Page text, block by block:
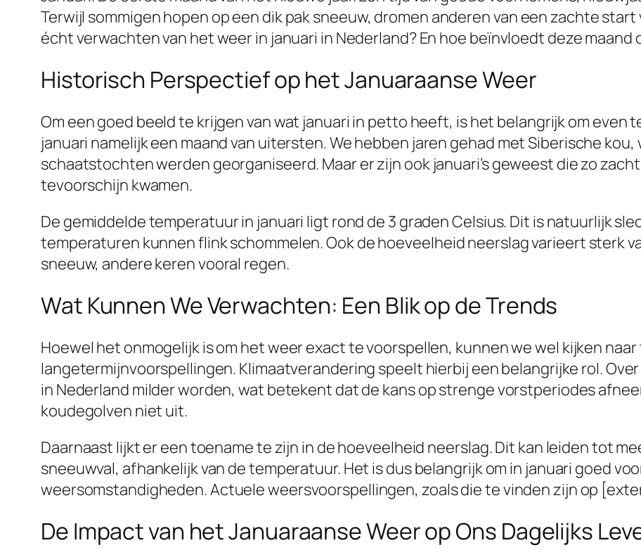
Terwijl sommigen hopen op een dik pak sneeuw, dromen anderen van een zachte start
écht verwachten van het weer in januari in Nederland? En hoe beïnvloedt deze maand
Historisch Perspectief op het Januaraanse Weer
Om een goed beeld te krijgen van wat januari in petto heeft, is het belangrijk om even
januari namelijk een maand van uitersten. We hebben jaren gehad met Siberische
schaatstochten werden georganiseerd. Maar er zijn ook januari’s geweest die zo
tevoorschijn kwamen.
De gemiddelde temperatuur in januari ligt rond de 3 graden Celsius. Dit is natuurlijk
temperaturen kunnen flink schommelen. Ook de hoeveelheid neerslag varieert sterk
sneeuw, andere keren vooral regen.
Wat Kunnen We Verwachten: Een Blik op de Trends
Hoewel het onmogelijk is om het weer exact te voorspellen, kunnen we wel kijken
langetermijnvoorspellingen. Klimaatverandering speelt hierbij een belangrijke rol.
in Nederland milder worden, wat betekent dat de kans op strenge vorstperiodes
koudegolven niet uit.
Daarnaast lijkt er een toename te zijn in de hoeveelheid neerslag. Dit kan leiden tot
sneeuwval, afhankelijk van de temperatuur. Het is dus belangrijk om in januari goed
weersomstandigheden. Actuele weersvoorspellingen, zoals die te vinden zijn op
De Impact van het Januaraanse Weer op Ons Dagelijks